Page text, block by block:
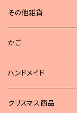
その他雑貨
かご
ハンドメイド
どうぶつブローチ
クリスマス商品